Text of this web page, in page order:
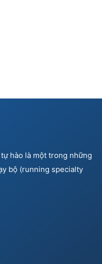
hào là một trong những
bộ (running specialty